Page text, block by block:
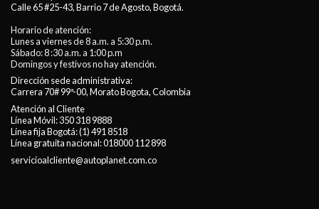
Calle 65 #25-43, Barrio 7 de Agosto, Bogotá.
Horario de atención:
Lunes a viernes de 8 a.m. a 5:30 p.m.
Sábado: 8 :30 a.m. a 1:00 p.m
Domingos y festivos no hay atención.
Dirección sede administrativa:
Carrera 70# 99ª-00, Morato Bogota, Colombia
Atención al Cliente
Línea Móvil:350 318 9888
Línea fija Bogotá:(1) 491 8518
Línea gratuita nacional:018000 112 898
servicioalcliente@autoplanet.com.co